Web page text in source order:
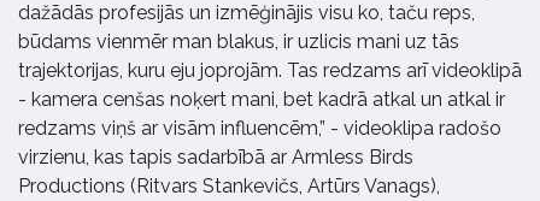
dažādās profesijās un izmēģinājis visu ko, taču reps,
būdams vienmēr man blakus, ir uzlicis mani uz tās
trajektorijas, kuru eju joprojām. Tas redzams arī videoklipā
- kamera cenšas noķert mani, bet kadrā atkal un atkal ir
redzams viņš ar visām influencēm,” - videoklipa radošo
virzienu, kas tapis sadarbībā ar Armless Birds
Productions (Ritvars Stankevičs, Artūrs Vanags),